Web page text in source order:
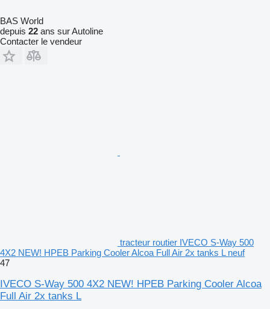
BAS World
depuis 22 ans sur Autoline
Contacter le vendeur
tracteur routier IVECO S-Way 500
4X2 NEW! HPEB Parking Cooler Alcoa Full Air 2x tanks L neuf
47
IVECO S-Way 500 4X2 NEW! HPEB Parking Cooler Alcoa
Full Air 2x tanks L